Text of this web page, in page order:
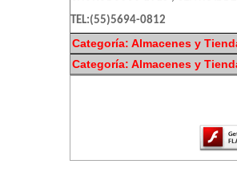
TEL:(55)5694-0812
PROVEEDORA HNOS PEREZ SA DE
ABARROTES YOLANDA
Categoría: Almacenes y
Categoría: Almacenes y